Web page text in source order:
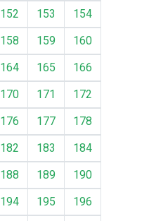
152 153
154
158 159
160
164 165
166
170 171
172
176 177
178
182 183
184
188 189
190
194 195
196